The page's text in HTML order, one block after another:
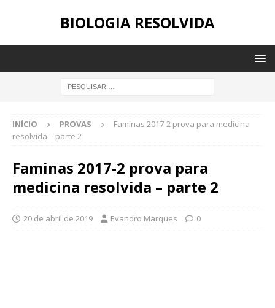
BIOLOGIA RESOLVIDA
INÍCIO PROVAS
Faminas 2017-2 prova para medicina
resolvida – parte 2
Faminas 2017-2 prova para
medicina resolvida – parte 2
20 de abril de 2019 Evandro Marques 0